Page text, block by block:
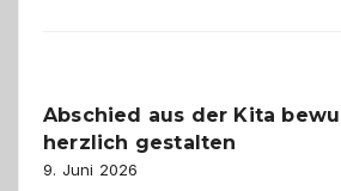
verstehen
Abschied aus der Kita
herzlich gestalten
9. Juni 2026